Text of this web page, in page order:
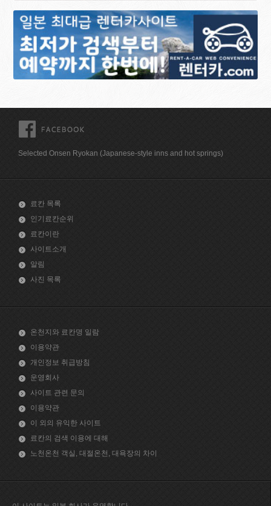
Selected Onsen Ryokan (Japanese-style inns and hot springs)
료칸 목록
인기료칸순위
료칸이란
사이트소개
알림
사진 목록
온천지와 료칸명 일람
이용약관
개인정보 취급방침
운영회사
사이트 관련 문의
이용약관
이 외의 유익한 사이트
료칸의 검색 이용에 대해
노천온천 객실, 대절온천, 대욕장의 차이